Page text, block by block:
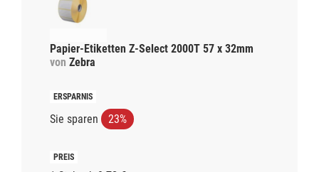
Papier-Etiketten Z-Select 2000T 57 x 32mm
von Zebra
Sie sparen 23%